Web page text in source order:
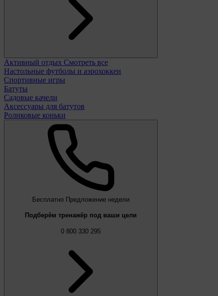
Активный отдых Смотреть все
Настольные футболы и аэрохоккеи
Спортивные игры
Батуты
Садовые качели
Аксессуары для батутов
Роликовые коньки
Бесплатно Предложение недели
Подберём тренажёр под ваши цели
0 800 330 295